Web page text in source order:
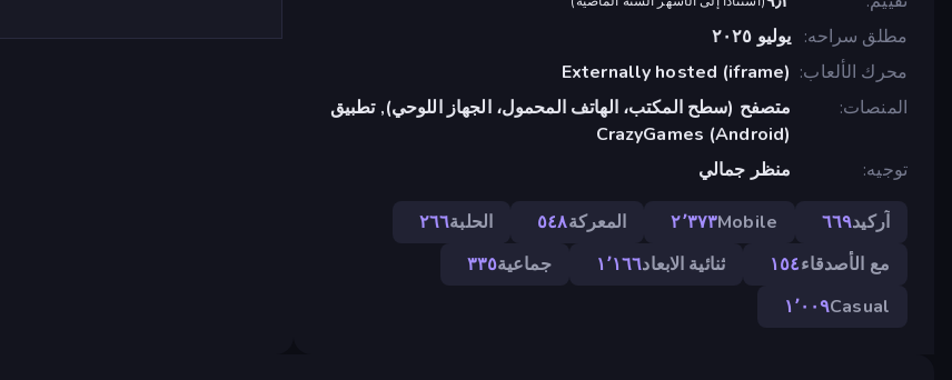
مطلق سراحه
يوليو ٢٠٢٥
محرك الألعاب
Externally hosted (iframe)
المنصات
متصفح (سطح المكتب، الهاتف المحمول، الجهاز اللوحي), تطبيق
CrazyGames (Android)
توجيه
منظر جمالي
آركيد٦٦٩ Mobile٢٬٣٧٣ المعركة٥٤٨ الحلبة٢٦٦
مع الأصدقاء١٥٤ ثنائية الابعاد١٬١٦٦ جماعية٣٣٥
Casual١٬٠٠٩